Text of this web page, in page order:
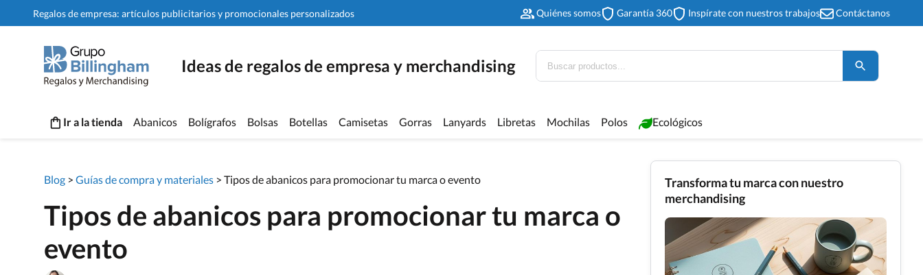
Regalos de empresa: artículos publicitarios y promocionales personalizados Quiénes somos Garantía 360 Inspírate con nuestros trabajos Contáctanos
Ideas de regalos de empresa y merchandising
Ir a la tienda Abanicos Bolígrafos Bolsas Botellas Camisetas Gorras Lanyards Libretas Mochilas Polos Ecológicos
Blog > Guías de compra y materiales > Tipos de abanicos para promocionar tu marca o evento
Tipos de abanicos para promocionar tu marca o
evento
Transforma tu marca con nuestro
merchandising